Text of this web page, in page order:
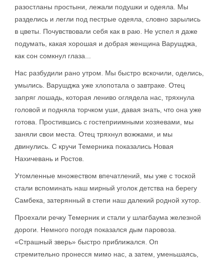
разостланы простыни, лежали подушки и одеяла. Мы
разделись и легли под пестрые одеяла, словно зарылись
в цветы. Почувствовали себя как в раю. Не успел я даже
подумать, какая хорошая и добрая женщина Варушджа,
как сон сомкнул глаза...
Нас разбудили рано утром. Мы быстро вскочили, оделись,
умылись. Варушджа уже хлопотала о завтраке. Отец
запряг лошадь, которая лениво оглядела нас, тряхнула
головой и подняла торчком уши, давая знать, что она уже
готова. Простившись с гостеприимными хозяевами, мы
заняли свои места. Отец тряхнул вожжами, и мы
двинулись. С кручи Темерника показались Новая
Нахичевань и Ростов.
Утомленные множеством впечатлений, мы уже с тоской
стали вспоминать наш мирный уголок детства на берегу
Самбека, затерянный в степи наш далекий родной хутор.
Проехали речку Темерник и стали у шлагбаума железной
дороги. Немного погодя показался дым паровоза.
«Страшный зверь» быстро приближался. Оп
стремительно пронесся мимо нас, а затем, уменьшаясь,